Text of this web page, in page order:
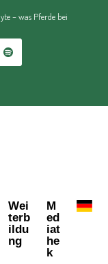
– was Pferde bei
Wei
terb
ildu
ng
M
ed
iat
he
k